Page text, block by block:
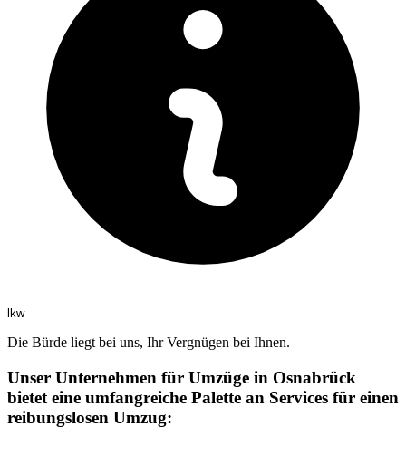
lkw
Die Bürde liegt bei uns, Ihr Vergnügen bei Ihnen.
Unser Unternehmen für Umzüge in Osnabrück
bietet eine umfangreiche Palette an Services für einen
reibungslosen Umzug: